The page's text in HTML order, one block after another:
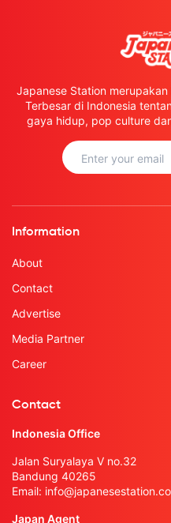
Japanese Station
Terbesar di Indonesia
gaya hidup, pop culture
Information
About
Contact
Advertise
Media Partner
Career
Contact
Indonesia Office
Jalan Suryalaya V no.32
Bandung 40265
Email:
Japan Agent